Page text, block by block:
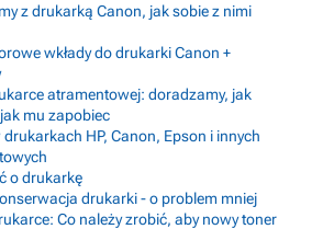
z drukarką Canon, jak sobie z nimi
wkłady do drukarki Canon +
atramentowej: doradzamy, jak
mu zapobiec
HP, Canon, Epson i innych
o drukarkę
drukarki - o problem mniej
Co należy zrobić, aby nowy toner